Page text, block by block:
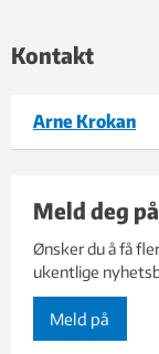
Kontakt
Arne Krokan
Meld deg
Ønsker du å få
ukentlige
Meld på